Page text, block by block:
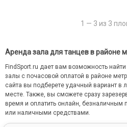
1 — 3 из 3
Аренда зала для танцев в районе
FindSport.ru дает вам возможность
залы с почасовой оплатой в районе
сайта вы подберете удачный вариант
месте. Также, вы сможете сразу
время и оплатить онлайн,
или наличными средствами.